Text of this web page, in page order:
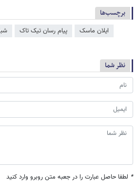
برچسب‌ها
ایلان ماسک پیام رسان تیک تاک
نظر شما
* لطفا حاصل عبارت را در جعبه متن روبرو وارد کنید